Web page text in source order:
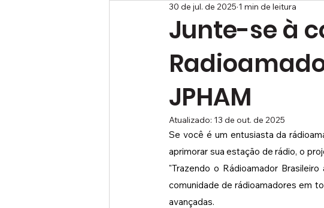
Rotor Controller HAM dual Rotor Controller
Junte-se à
JPHAM
30 de jul. de 2025 1 min de leitura
Atualizado: 13 de out. de 2025
Se você é um entusiasta da
aprimorar sua estação de rádio, o
"Trazendo o Rádioamador
comunidade de rádioamadores em
avançadas.